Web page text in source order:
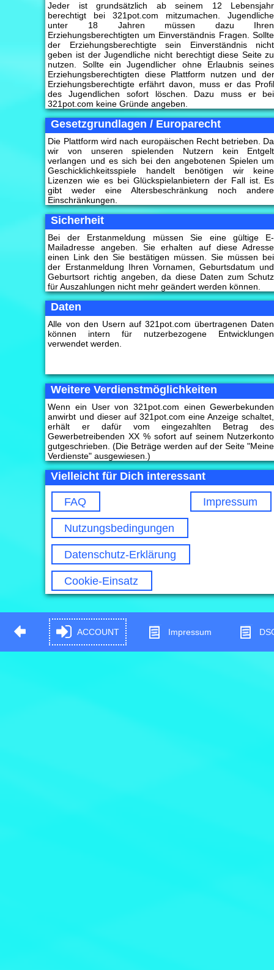
Jeder ist grundsätzlich ab seinem 12 Lebensjahr
berechtigt bei 321pot.com mitzumachen. Jugendliche
unter 18 Jahren müssen dazu Ihren
Erziehungsberechtigten um Einverständnis Fragen. Sollte
der Erziehungsberechtigte sein Einverständnis nicht
geben ist der Jugendliche nicht berechtigt diese Seite zu
nutzen. Sollte ein Jugendlicher ohne Erlaubnis seines
Erziehungsberechtigten diese Plattform nutzen und der
Erziehungsberechtigte erfährt davon, muss er das Profil
des Jugendlichen sofort löschen. Dazu muss er bei
321pot.com keine Gründe angeben.
Gesetzgrundlagen / Europarecht
Die Plattform wird nach europäischen Recht betrieben. Da
wir von unseren spielenden Nutzern kein Entgelt
verlangen und es sich bei den angebotenen Spielen um
Geschicklichkeitsspiele handelt benötigen wir keine
Lizenzen wie es bei Glückspielanbietern der Fall ist. Es
gibt weder eine Altersbeschränkung noch andere
Einschränkungen.
Sicherheit
Bei der Erstanmeldung müssen Sie eine gültige E-
Mailadresse angeben. Sie erhalten auf diese Adresse
einen Link den Sie bestätigen müssen. Sie müssen bei
der Erstanmeldung Ihren Vornamen, Geburtsdatum und
Geburtsort richtig angeben, da diese Daten zum Schutz
für Auszahlungen nicht mehr geändert werden können.
Daten
Alle von den Usern auf 321pot.com übertragenen Daten
können intern für nutzerbezogene Entwicklungen
verwendet werden.
Weitere Verdienstmöglichkeiten
Wenn ein User von 321pot.com einen Gewerbekunden
anwirbt und dieser auf 321pot.com eine Anzeige schaltet,
erhält er dafür vom eingezahlten Betrag des
Gewerbetreibenden XX % sofort auf seinem Nutzerkonto
gutgeschrieben. (Die Beträge werden auf der Seite "Meine
Verdienste" ausgewiesen.)
Vielleicht für Dich interessant
FAQ Impressum
Nutzungsbedingungen
Datenschutz-Erklärung
Cookie-Einsatz
ACCOUNT Impressum